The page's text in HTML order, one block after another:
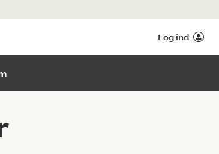
Log ind